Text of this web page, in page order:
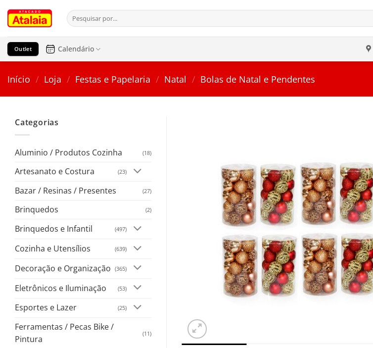
para
conteúdo
Pesquisar
por:
Outlet Calendário
Início / Loja / Festas e Papelaria / Natal / Bolas de Natal e Pendentes
Categorias
Aluminio / Produtos Cozinha (18)
Artesanato e Costura (23)
Bazar / Resinas / Presentes (27)
Brinquedos (2)
Brinquedos e Infantil (497)
Cozinha e Utensílios (639)
Decoração e Organização (365)
Eletrônicos e Iluminação (53)
Esportes e Lazer (25)
Ferramentas / Pecas Bike /
Pintura
(11)